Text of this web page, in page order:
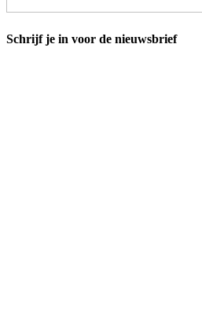
Schrijf je in voor de nieuwsbrief